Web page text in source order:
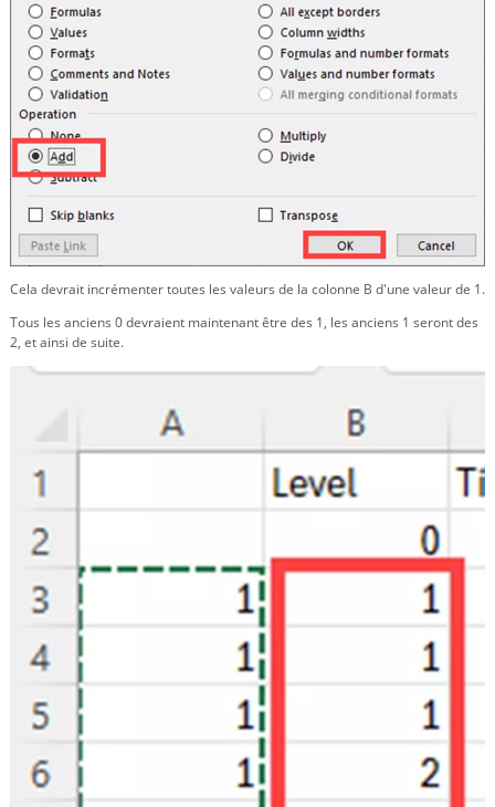
Cela devrait incrémenter toutes les valeurs de la colonne B d'une valeur de 1.
Tous les anciens 0 devraient maintenant être des 1, les anciens 1 seront des
2, et ainsi de suite.